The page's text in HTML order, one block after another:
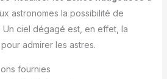
astronomes la possibilité de
Un ciel dégagé est, en effet, la
admirer les astres.
fournies